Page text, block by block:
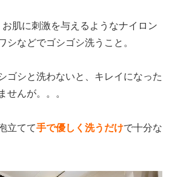
肌に刺激を与えるようなナイロン
シなどでゴシゴシ洗うこと。
ゴシと洗わないと、キレイになった
せんが。。。
立てて手で優しく洗うだけで十分な